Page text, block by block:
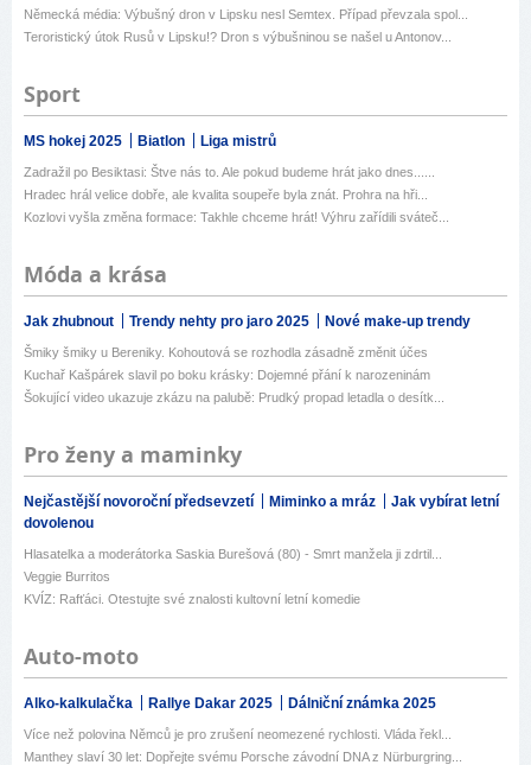
Německá média: Výbušný dron v Lipsku nesl Semtex. Případ převzala spol...
Teroristický útok Rusů v Lipsku!? Dron s výbušninou se našel u Antonov...
Sport
MS hokej 2025 Biatlon Liga mistrů
Zadražil po Besiktasi: Štve nás to. Ale pokud budeme hrát jako dnes......
Hradec hrál velice dobře, ale kvalita soupeře byla znát. Prohra na hři...
Kozlovi vyšla změna formace: Takhle chceme hrát! Výhru zařídili sváteč...
Móda a krása
Jak zhubnout Trendy nehty pro jaro 2025 Nové make-up trendy
Šmiky šmiky u Bereniky. Kohoutová se rozhodla zásadně změnit účes
Kuchař Kašpárek slavil po boku krásky: Dojemné přání k narozeninám
Šokující video ukazuje zkázu na palubě: Prudký propad letadla o desítk...
Pro ženy a maminky
Nejčastější novoroční předsevzetí Miminko a mráz
Jak vybírat letní
dovolenou
Hlasatelka a moderátorka Saskia Burešová (80) - Smrt manžela ji zdrtil...
Veggie Burritos
KVÍZ: Rafťáci. Otestujte své znalosti kultovní letní komedie
Auto-moto
Alko-kalkulačka Rallye Dakar 2025 Dálniční známka 2025
Více než polovina Němců je pro zrušení neomezené rychlosti. Vláda řekl...
Manthey slaví 30 let: Dopřejte svému Porsche závodní DNA z Nürburgring...